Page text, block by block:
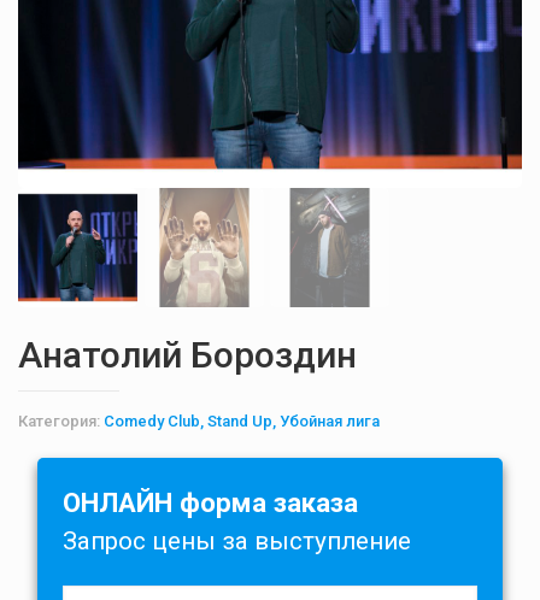
Анатолий Бороздин
Категория: Comedy Club, Stand Up, Убойная лига
ОНЛАЙН форма заказа
Запрос цены за выступление